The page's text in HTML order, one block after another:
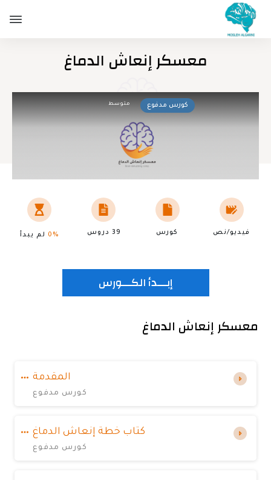
معسكر إنعاش الدماغ
كورس مدفوع متوسط
فيديو/نص كورس 39 دروس 0% لم يبدأ
إبـــدأ الكـــورس
معسكر إنعاش الدماغ
المقدمة
كورس مدفوع
كتاب خطة إنعاش الدماغ
كورس مدفوع